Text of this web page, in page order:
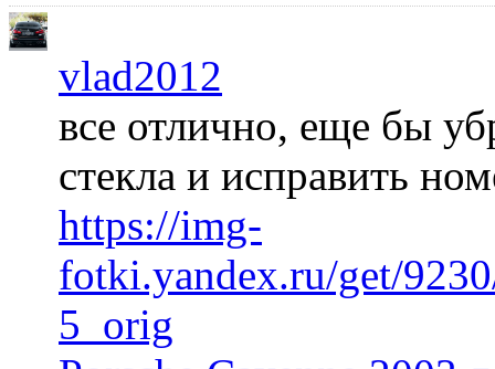
vlad2012
все отлично, еще бы
стекла и исправить
https://img-
fotki.yandex.ru/get/
5_orig